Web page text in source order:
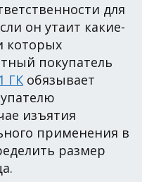
для
он утаит какие-
которых
покупатель
ГК обязывает
изъятия
применения в
размер